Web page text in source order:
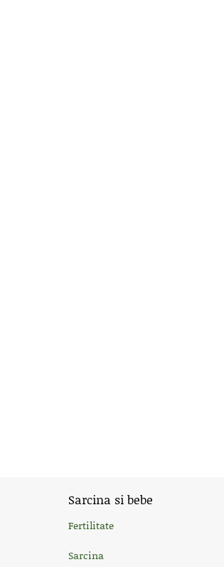
Sarcina si bebe
Fertilitate
Sarcina